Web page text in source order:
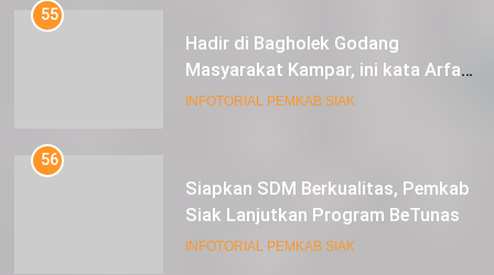
55
Hadir di Bagholek Godang
Masyarakat Kampar, ini kata Arfan
Usman
INFOTORIAL PEMKAB SIAK
56
Siapkan SDM Berkualitas, Pemkab
Siak Lanjutkan Program BeTunas
INFOTORIAL PEMKAB SIAK